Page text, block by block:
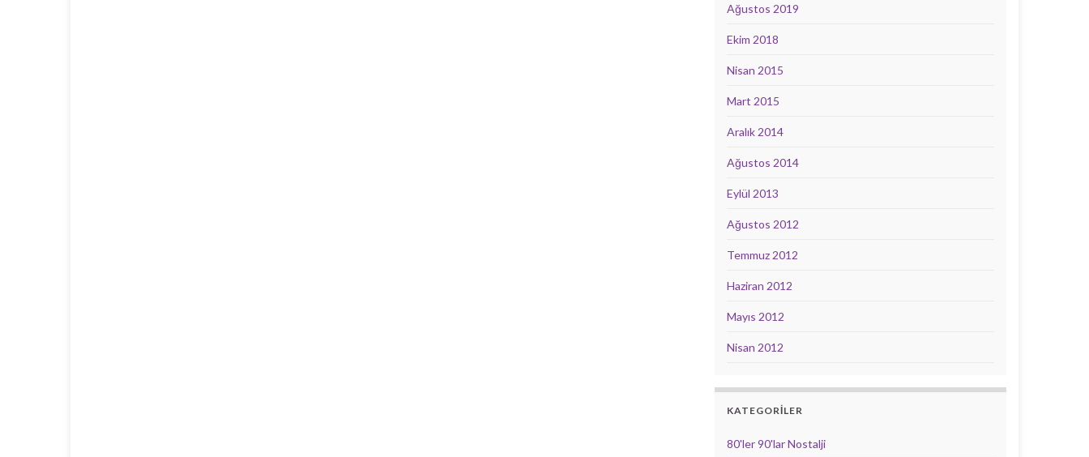
Ağustos 2019
Ekim 2018
Nisan 2015
Mart 2015
Aralık 2014
Ağustos 2014
Eylül 2013
Ağustos 2012
Temmuz 2012
Haziran 2012
Mayıs 2012
Nisan 2012
KATEGORILER
80'ler 90'lar Nostalji